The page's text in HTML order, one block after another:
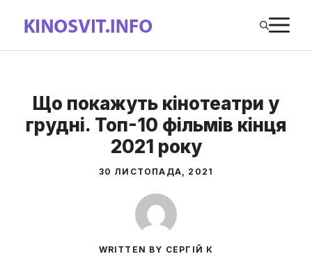
вмісту
Що покажуть кінотеатри у
грудні. Топ-10 фільмів кінця
2021 року
30 ЛИСТОПАДА, 2021
WRITTEN BY СЕРГІЙ К